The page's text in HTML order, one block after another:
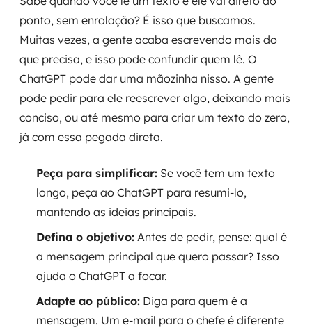
ponto, sem enrolação? É isso que buscamos.
Muitas vezes, a gente acaba escrevendo mais do
que precisa, e isso pode confundir quem lê. O
ChatGPT pode dar uma mãozinha nisso. A gente
pode pedir para ele reescrever algo, deixando mais
conciso, ou até mesmo para criar um texto do zero,
já com essa pegada direta.
Peça para simplificar: Se você tem um texto
longo, peça ao ChatGPT para resumi-lo,
mantendo as ideias principais.
Defina o objetivo: Antes de pedir, pense: qual é
a mensagem principal que quero passar? Isso
ajuda o ChatGPT a focar.
Adapte ao público: Diga para quem é a
mensagem. Um e-mail para o chefe é diferente